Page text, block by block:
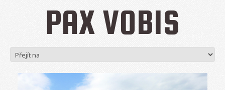
PAX VOBIS